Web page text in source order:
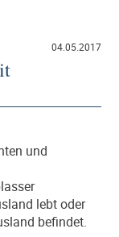
04.05.2017
und
lebt oder
befindet.